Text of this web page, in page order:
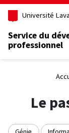
Aller au contenu
Université
Service du
professionnel
Le